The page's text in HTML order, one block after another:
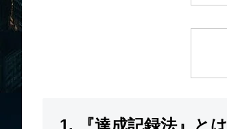
1. 『達成記録法』とは